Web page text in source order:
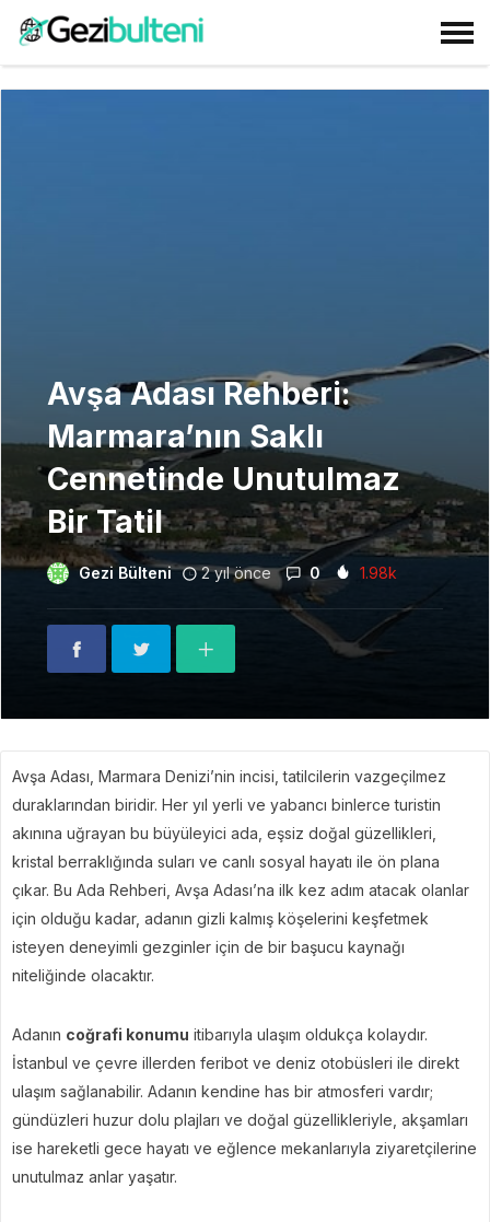
Avşa Adası Rehberi:
Marmara’nın Saklı
Cennetinde Unutulmaz
Bir Tatil
Gezi Bülteni 2 yıl önce 0 1.98k
Avşa Adası, Marmara Denizi’nin incisi, tatilcilerin vazgeçilmez
duraklarından biridir. Her yıl yerli ve yabancı binlerce turistin
akınına uğrayan bu büyüleyici ada, eşsiz doğal güzellikleri,
kristal berraklığında suları ve canlı sosyal hayatı ile ön plana
çıkar. Bu Ada Rehberi, Avşa Adası’na ilk kez adım atacak olanlar
için olduğu kadar, adanın gizli kalmış köşelerini keşfetmek
isteyen deneyimli gezginler için de bir başucu kaynağı
niteliğinde olacaktır.
Adanın coğrafi konumu itibarıyla ulaşım oldukça kolaydır.
İstanbul ve çevre illerden feribot ve deniz otobüsleri ile direkt
ulaşım sağlanabilir. Adanın kendine has bir atmosferi vardır;
gündüzleri huzur dolu plajları ve doğal güzellikleriyle, akşamları
ise hareketli gece hayatı ve eğlence mekanlarıyla ziyaretçilerine
unutulmaz anlar yaşatır.